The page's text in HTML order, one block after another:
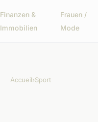
Finanzen &
Immobilien
Frauen /
Mode
Accueil›Sport